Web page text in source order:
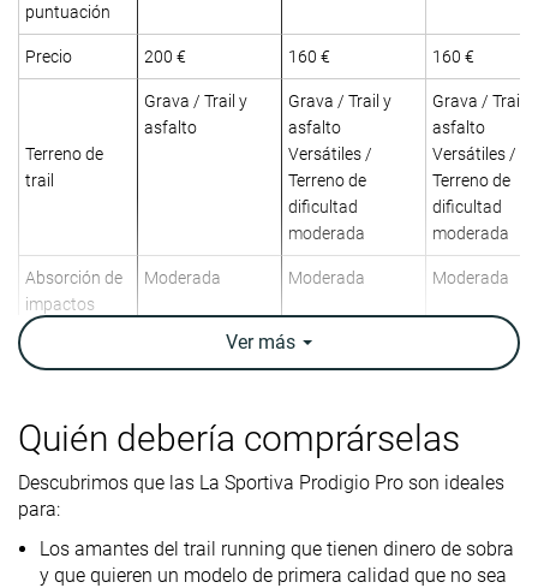
puntuación
Precio 200 € 160 € 160 €
Terreno de
trail
Grava / Trail y
asfalto
Grava / Trail y
asfalto
Versátiles /
Terreno de
dificultad
moderada
Grava / Trail y
asfalto
Versátiles /
Terreno de
dificultad
moderada
Absorción de
impactos
Moderada Moderada Moderada
energía
Moderado
Alta
Neutral
Peso
Peso marca
9 oz / 255g 9.6 oz / 271g 9.9 oz / 281g
Ver más
Quién debería comprárselas
Descubrimos que las La Sportiva Prodigio Pro son ideales
para:
Los amantes del trail running que tienen dinero de sobra
y que quieren un modelo de primera calidad que no sea